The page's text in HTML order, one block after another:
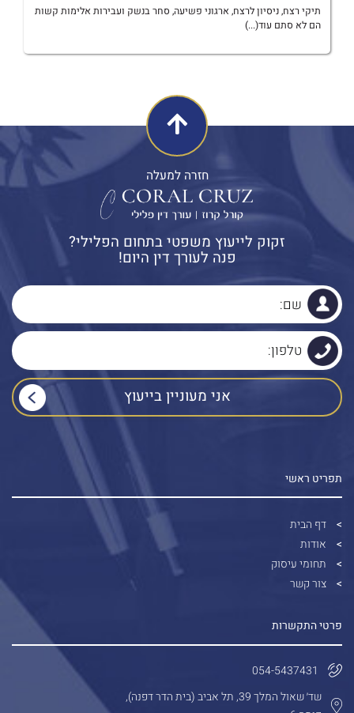
תיקי רצח, ניסיון לרצח, ארגוני פשיעה, סחר בנשק ועבירות אלימות קשות
הם לא סתם עוד(...)
חזרה למעלה
זקוק לייעוץ משפטי בתחום הפלילי?
פנה לעורך דין היום!
תפריט ראשי
דף הבית
אודות
תחומי עיסוק
צור קשר
פרטי התקשרות
054-5437431
שד׳ שאול המלך 39, תל אביב (בית הדר דפנה),